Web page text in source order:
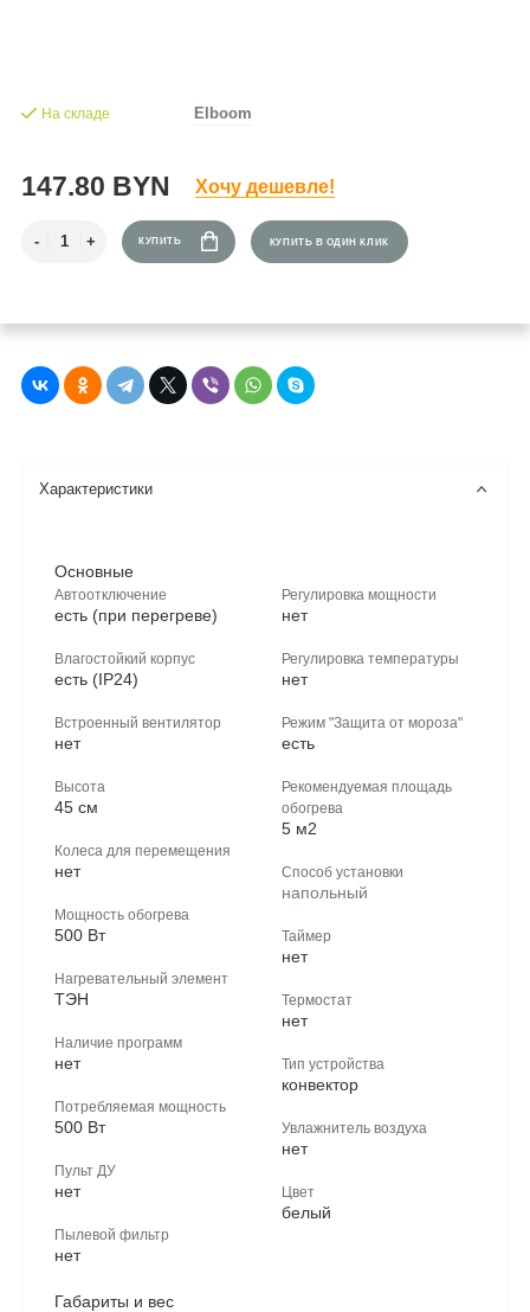
На складе Elboom
147.80 BYN Хочу дешевле!
КУПИТЬ КУПИТЬ В ОДИН КЛИК
Характеристики
Основные
Автоотключение
есть (при перегреве)
Влагостойкий корпус
есть (IP24)
Встроенный вентилятор
нет
Высота
45 см
Колеса для перемещения
нет
Мощность обогрева
500 Вт
Нагревательный элемент
ТЭН
Наличие программ
нет
Потребляемая мощность
500 Вт
Пульт ДУ
нет
Пылевой фильтр
нет
Регулировка мощности
нет
Регулировка температуры
нет
Режим "Защита от мороза"
есть
Рекомендуемая площадь
обогрева
5 м2
Способ установки
напольный
Таймер
нет
Термостат
нет
Тип устройства
конвектор
Увлажнитель воздуха
нет
Цвет
белый
Габариты и вес